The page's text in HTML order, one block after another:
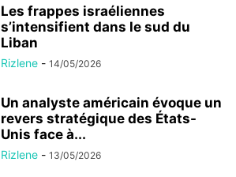
Les frappes israéliennes
s’intensifient dans le sud du
Liban
Rizlene - 14/05/2026
Un analyste américain évoque un
revers stratégique des États-
Unis face à...
Rizlene - 13/05/2026